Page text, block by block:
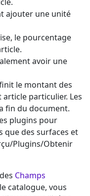
ajouter une unité
le pourcentage
avoir une
le montant des
particulier. Les
fin du document.
plugins pour
que des surfaces et
Plugins/Obtenir
Champs
catalogue, vous